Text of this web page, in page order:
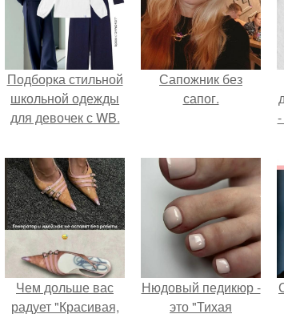
Подборка стильной
школьной одежды
для девочек с WB.
Сапожник без
сапог.
Чем дольше вас
радует "Красивая,
Нюдовый педикюр -
это "Тихая